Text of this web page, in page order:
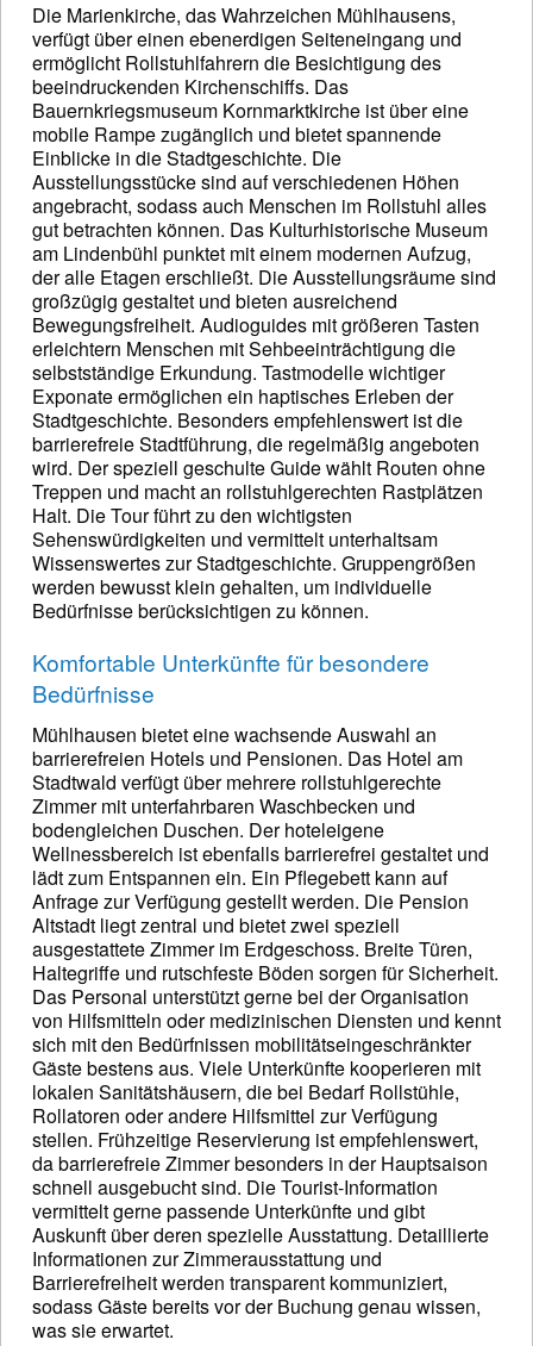
Die Marienkirche, das Wahrzeichen Mühlhausens,
verfügt über einen ebenerdigen Seiteneingang und
ermöglicht Rollstuhlfahrern die Besichtigung des
beeindruckenden Kirchenschiffs. Das
Bauernkriegsmuseum Kornmarktkirche ist über eine
mobile Rampe zugänglich und bietet spannende
Einblicke in die Stadtgeschichte. Die
Ausstellungsstücke sind auf verschiedenen Höhen
angebracht, sodass auch Menschen im Rollstuhl alles
gut betrachten können. Das Kulturhistorische Museum
am Lindenbühl punktet mit einem modernen Aufzug,
der alle Etagen erschließt. Die Ausstellungsräume sind
großzügig gestaltet und bieten ausreichend
Bewegungsfreiheit. Audioguides mit größeren Tasten
erleichtern Menschen mit Sehbeeinträchtigung die
selbstständige Erkundung. Tastmodelle wichtiger
Exponate ermöglichen ein haptisches Erleben der
Stadtgeschichte. Besonders empfehlenswert ist die
barrierefreie Stadtführung, die regelmäßig angeboten
wird. Der speziell geschulte Guide wählt Routen ohne
Treppen und macht an rollstuhlgerechten Rastplätzen
Halt. Die Tour führt zu den wichtigsten
Sehenswürdigkeiten und vermittelt unterhaltsam
Wissenswertes zur Stadtgeschichte. Gruppengrößen
werden bewusst klein gehalten, um individuelle
Bedürfnisse berücksichtigen zu können.
Komfortable Unterkünfte für besondere
Bedürfnisse
Mühlhausen bietet eine wachsende Auswahl an
barrierefreien Hotels und Pensionen. Das Hotel am
Stadtwald verfügt über mehrere rollstuhlgerechte
Zimmer mit unterfahrbaren Waschbecken und
bodengleichen Duschen. Der hoteleigene
Wellnessbereich ist ebenfalls barrierefrei gestaltet und
lädt zum Entspannen ein. Ein Pflegebett kann auf
Anfrage zur Verfügung gestellt werden. Die Pension
Altstadt liegt zentral und bietet zwei speziell
ausgestattete Zimmer im Erdgeschoss. Breite Türen,
Haltegriffe und rutschfeste Böden sorgen für Sicherheit.
Das Personal unterstützt gerne bei der Organisation
von Hilfsmitteln oder medizinischen Diensten und kennt
sich mit den Bedürfnissen mobilitätseingeschränkter
Gäste bestens aus. Viele Unterkünfte kooperieren mit
lokalen Sanitätshäusern, die bei Bedarf Rollstühle,
Rollatoren oder andere Hilfsmittel zur Verfügung
stellen. Frühzeitige Reservierung ist empfehlenswert,
da barrierefreie Zimmer besonders in der Hauptsaison
schnell ausgebucht sind. Die Tourist-Information
vermittelt gerne passende Unterkünfte und gibt
Auskunft über deren spezielle Ausstattung. Detaillierte
Informationen zur Zimmerausstattung und
Barrierefreiheit werden transparent kommuniziert,
sodass Gäste bereits vor der Buchung genau wissen,
was sie erwartet.